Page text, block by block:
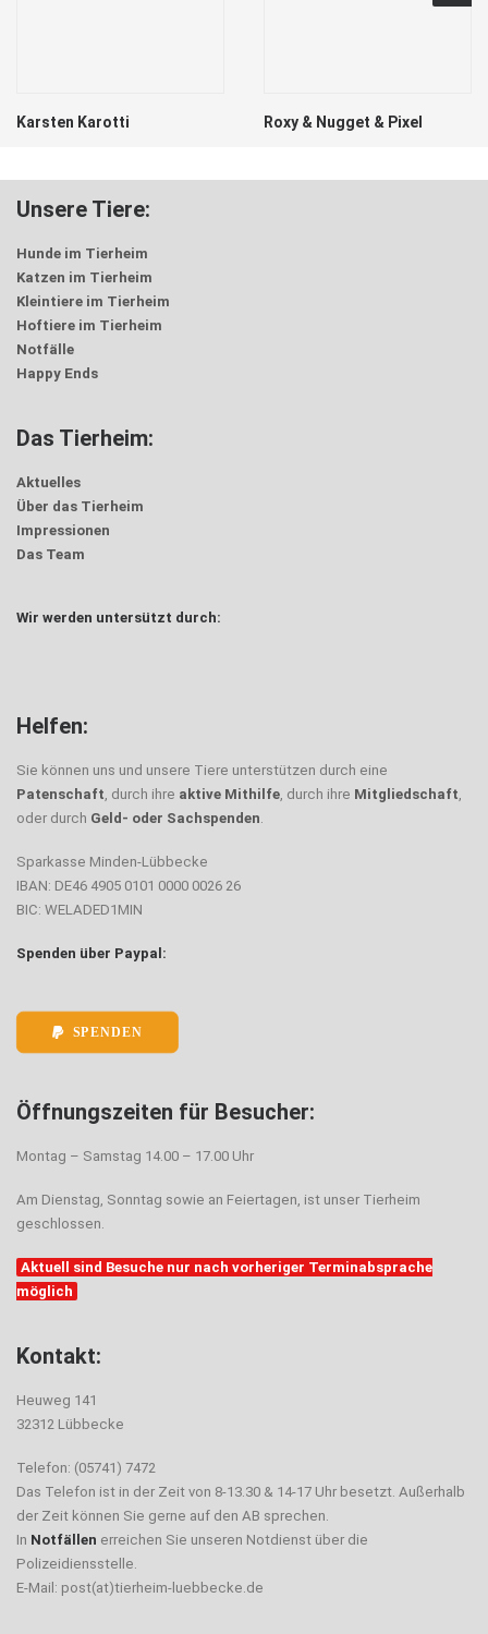
Karsten Karotti Roxy & Nugget & Pixel
Unsere Tiere:
Hunde im Tierheim
Katzen im Tierheim
Kleintiere im Tierheim
Hoftiere im Tierheim
Notfälle
Happy Ends
Das Tierheim:
Aktuelles
Über das Tierheim
Impressionen
Das Team
Wir werden untersützt durch:
Helfen:
Sie können uns und unsere Tiere unterstützen durch eine
Patenschaft, durch ihre aktive Mithilfe, durch ihre Mitgliedschaft,
oder durch Geld- oder Sachspenden.
Sparkasse Minden-Lübbecke
IBAN: DE46 4905 0101 0000 0026 26
BIC: WELADED1MIN
Spenden über Paypal:
SPENDEN
Öffnungszeiten für Besucher:
Montag – Samstag 14.00 – 17.00 Uhr
Am Dienstag, Sonntag sowie an Feiertagen, ist unser Tierheim
geschlossen.
Aktuell sind Besuche nur nach vorheriger Terminabsprache
möglich
Kontakt:
Heuweg 141
32312 Lübbecke
Telefon: (05741) 7472
Das Telefon ist in der Zeit von 8-13.30 & 14-17 Uhr besetzt. Außerhalb
der Zeit können Sie gerne auf den AB sprechen.
In Notfällen erreichen Sie unseren Notdienst über die
Polizeidiensstelle.
E-Mail: post(at)tierheim-luebbecke.de